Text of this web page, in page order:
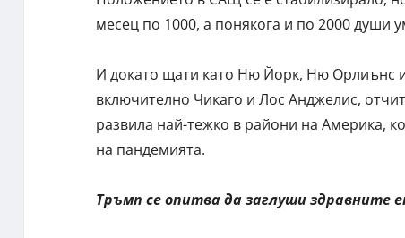
месец по 1000, а понякога и по 2000 души
И докато щати като Ню Йорк, Ню Орлиънс
включително Чикаго и Лос Анджелис,
развила най-тежко в райони на Америка,
на пандемията.
Тръмп се опитва да заглуши здравните